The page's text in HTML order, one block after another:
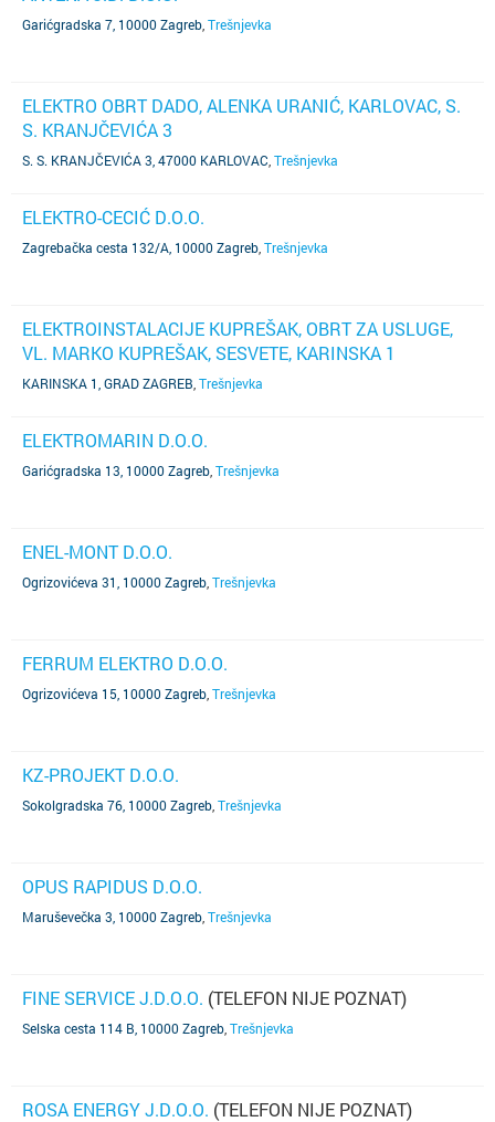
Garićgradska 7, 10000 Zagreb Trešnjevka
ELEKTRO OBRT DADO, ALENKA URANIĆ, KARLOVAC, S.
S. KRANJČEVIĆA 3
S. S. KRANJČEVIĆA 3, 47000 KARLOVAC Trešnjevka
ELEKTRO-CECIĆ D.O.O.
Zagrebačka cesta 132/A, 10000 Zagreb Trešnjevka
ELEKTROINSTALACIJE KUPREŠAK, OBRT ZA USLUGE,
VL. MARKO KUPREŠAK, SESVETE, KARINSKA 1
KARINSKA 1, GRAD ZAGREB Trešnjevka
ELEKTROMARIN D.O.O.
Garićgradska 13, 10000 Zagreb Trešnjevka
ENEL-MONT D.O.O.
Ogrizovićeva 31, 10000 Zagreb Trešnjevka
FERRUM ELEKTRO D.O.O.
Ogrizovićeva 15, 10000 Zagreb Trešnjevka
KZ-PROJEKT D.O.O.
Sokolgradska 76, 10000 Zagreb Trešnjevka
OPUS RAPIDUS D.O.O.
Maruševečka 3, 10000 Zagreb Trešnjevka
FINE SERVICE J.D.O.O. (TELEFON NIJE POZNAT)
Selska cesta 114 B, 10000 Zagreb Trešnjevka
ROSA ENERGY J.D.O.O. (TELEFON NIJE POZNAT)